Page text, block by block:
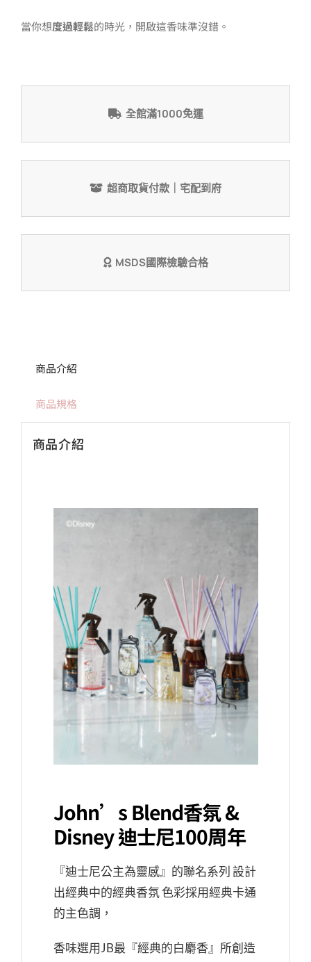
當你想度過輕鬆的時光，開啟這香味準沒錯。
全館滿1000免運
超商取貨付款｜宅配到府
MSDS國際檢驗合格
商品介紹
商品規格
商品介紹
John’s Blend香氛 &
Disney 迪士尼100周年
『迪士尼公主為靈感』的聯名系列 設計
出經典中的經典香氛 色彩採用經典卡通
的主色調，
香味選用JB最『經典的白麝香』所創造